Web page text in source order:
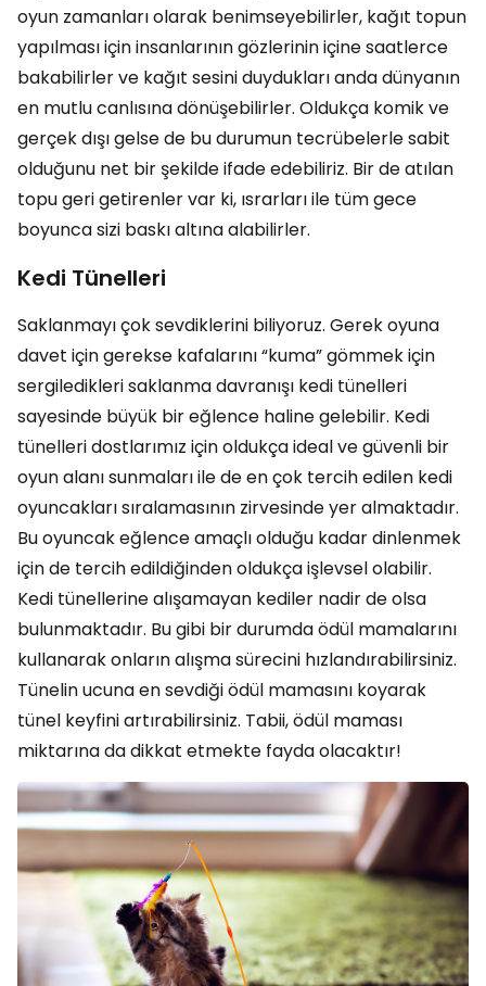
oyun zamanları olarak benimseyebilirler, kağıt topun
yapılması için insanlarının gözlerinin içine saatlerce
bakabilirler ve kağıt sesini duydukları anda dünyanın
en mutlu canlısına dönüşebilirler. Oldukça komik ve
gerçek dışı gelse de bu durumun tecrübelerle sabit
olduğunu net bir şekilde ifade edebiliriz. Bir de atılan
topu geri getirenler var ki, ısrarları ile tüm gece
boyunca sizi baskı altına alabilirler.
Kedi Tünelleri
Saklanmayı çok sevdiklerini biliyoruz. Gerek oyuna
davet için gerekse kafalarını “kuma” gömmek için
sergiledikleri saklanma davranışı kedi tünelleri
sayesinde büyük bir eğlence haline gelebilir. Kedi
tünelleri dostlarımız için oldukça ideal ve güvenli bir
oyun alanı sunmaları ile de en çok tercih edilen kedi
oyuncakları sıralamasının zirvesinde yer almaktadır.
Bu oyuncak eğlence amaçlı olduğu kadar dinlenmek
için de tercih edildiğinden oldukça işlevsel olabilir.
Kedi tünellerine alışamayan kediler nadir de olsa
bulunmaktadır. Bu gibi bir durumda ödül mamalarını
kullanarak onların alışma sürecini hızlandırabilirsiniz.
Tünelin ucuna en sevdiği ödül mamasını koyarak
tünel keyfini artırabilirsiniz. Tabii, ödül maması
miktarına da dikkat etmekte fayda olacaktır!